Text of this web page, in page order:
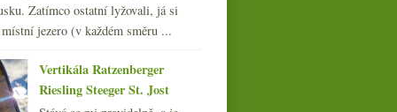
Zatímco ostatní lyžovali, já si
jezero (v každém směru ...
Vertikála Ratzenberger
Riesling Steeger St. Jost